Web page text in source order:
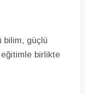
bilim, güçlü
birlikte